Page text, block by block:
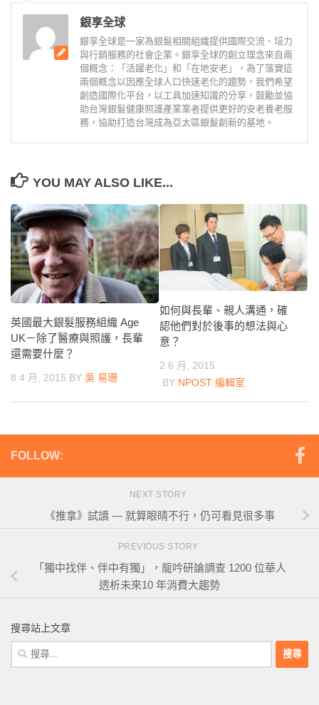
銀享全球
銀享全球是一家為銀髮相關組織提供國際交流、培力
與行銷服務的社會企業。銀享全球的創立理念來自兩
個概念：「活躍老化」和「在地安老」，為了落實這
兩個概念以因應全球人口快速老化的趨勢，我們希望
創造國際化平台，以工具加速知識的分享，鼓勵並協
助台灣銀髮健康照護產業業者提供更好的安老養老服
務，協助打造台灣成為亞太區銀髮創新的基地。
YOU MAY ALSO LIKE...
英國最大銀髮服務組織 Age
UK－除了醫療與照護，長輩
還需要什麼？
8 4 月, 2015 BY 吳 易珊
如何與長輩、親人溝通，確
認他們對於後事的想法與心
意？
2 6 月, 2015
BY NPOST 編輯室
FOLLOW:
NEXT STORY
《推拿》試讀 — 就算眼睛不行，仍可看見很多事
PREVIOUS STORY
「獨中找伴、伴中有獨」，龍吟研論調查 1200 位華人
透析未來10 年消費大趨勢
搜尋站上文章
搜
尋